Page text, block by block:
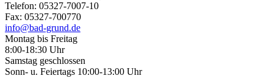
Telefon: 05327-7007-10
Fax: 05327-700770
info@bad-grund.de
Montag bis Freitag
8:00-18:30 Uhr
Samstag geschlossen
Sonn- u. Feiertags 10:00-13:00 Uhr